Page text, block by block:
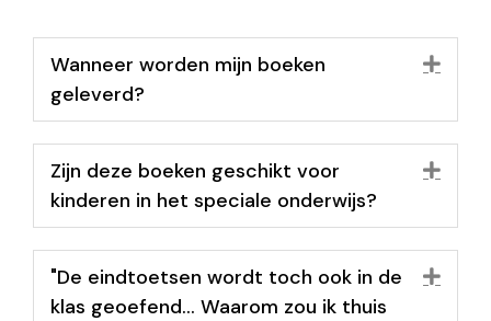
Wanneer worden mijn boeken
geleverd?
Zijn deze boeken geschikt voor
kinderen in het speciale onderwijs?
"De eindtoetsen wordt toch ook in de
klas geoefend... Waarom zou ik thuis